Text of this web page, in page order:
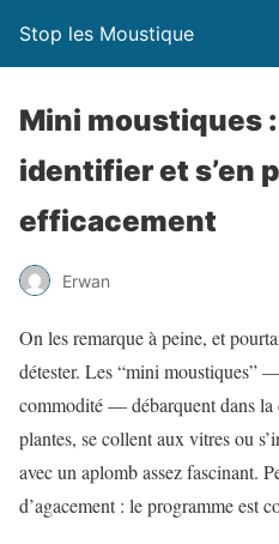
Stop les Moustique
Mini moustiques
identifier et s’en
efficacement
Erwan
On les remarque à peine, et
détester. Les “mini moustiques”
commodité — débarquent dans la
plantes, se collent aux vitres ou
avec un aplomb assez fascinant.
d’agacement : le programme est